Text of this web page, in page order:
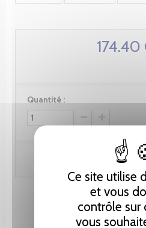
Ce site utilise
et vous
contrôle sur
vous
174.40
Quantité :
Ajouter au